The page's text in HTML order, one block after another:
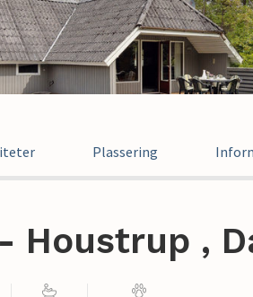
Plassering
Houstrup ,